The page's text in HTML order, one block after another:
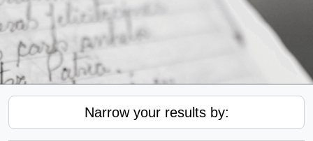
Narrow your results by: